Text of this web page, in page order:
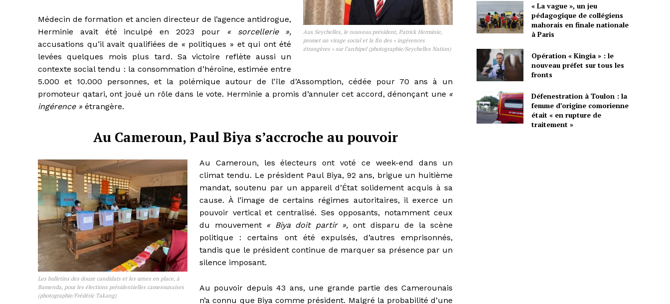
Aux Seychelles, le nouveau président, Patrick Herminie,
promet un virage social et la fin des « ingérences
étrangères » sur l’archipel (photographie/Seychelles Nation)
Médecin de formation et ancien directeur de l’agence antidrogue,
Herminie avait été inculpé en 2023 pour
« sorcellerie »,
accusations qu’il avait qualifiées de « politiques » et qui ont été
levées quelques mois plus tard. Sa victoire reflète aussi un
contexte social tendu : la consommation d’héroïne, estimée entre
5.000 et 10.000 personnes, et la polémique autour de l’île d’Assomption, cédée pour 70 ans à un
promoteur qatari, ont joué un rôle dans le vote. Herminie a promis d’annuler cet accord, dénonçant une «
ingérence » étrangère.
Au Cameroun, Paul Biya s’accroche au pouvoir
Les bulletins des douze candidats et les urnes en place, à
Bamenda, pour les élections présidentielles camerounaises
(photographie/Frédéric Takang)
Au Cameroun, les électeurs ont voté ce week-end dans un
climat tendu. Le président Paul Biya, 92 ans, brigue un huitième
mandat, soutenu par un appareil d’État solidement acquis à sa
cause. À l’image de certains régimes autoritaires, il exerce un
pouvoir vertical et centralisé. Ses opposants, notamment ceux
du mouvement« Biya doit partir », ont disparu de la scène
politique : certains ont été expulsés, d’autres emprisonnés,
tandis que le président continue de marquer sa présence par un
silence imposant.
Au pouvoir depuis 43 ans, une grande partie des Camerounais
n’a connu que Biya comme président. Malgré la probabilité d’une
« La vague », un jeu
pédagogique de collégiens
mahorais en finale nationale
à Paris
Opération « Kingia » : le
nouveau préfet sur tous les
fronts
Défenestration à Toulon : la
femme d’origine comorienne
était « en rupture de
traitement »